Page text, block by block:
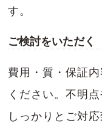
す。
ご検討をいただく
費用・質・保証
ください。不明
しっかりとご対